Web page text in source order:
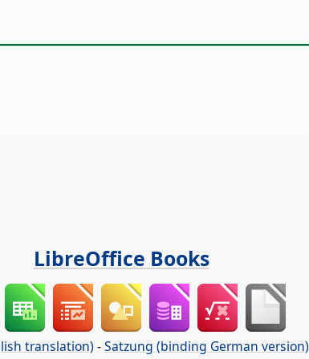
LibreOffice Books
translation) -Satzung (binding German version)